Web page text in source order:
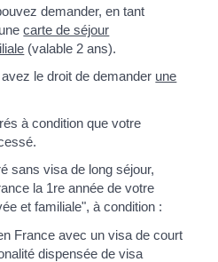
demander, en tant
carte de séjour
(valable 2 ans).
le droit de demander une
à condition que votre
sans visa de long séjour,
la 1re année de votre
et familiale", à condition :
France avec un visa de court
dispensée de visa